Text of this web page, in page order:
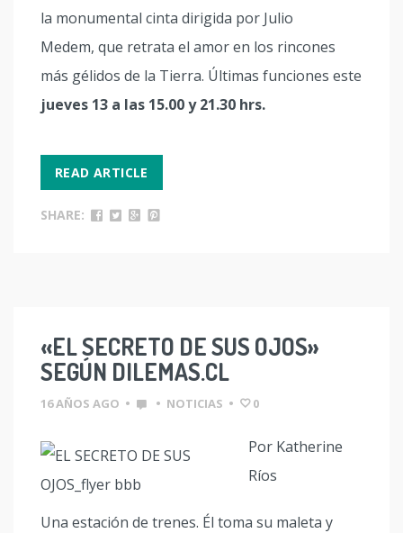
la monumental cinta dirigida por Julio
Medem, que retrata el amor en los rincones
más gélidos de la Tierra. Últimas funciones este
jueves 13 a las 15.00 y 21.30 hrs.
READ ARTICLE
SHARE:
«EL SECRETO DE SUS OJOS»
SEGÚN DILEMAS.CL
16 AÑOS AGO • • NOTICIAS • 0
Por Katherine
Ríos
Una estación de trenes. Él toma su maleta y